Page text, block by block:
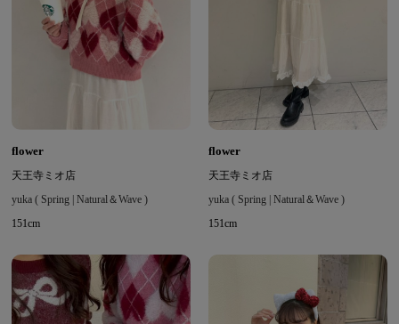
flower
天王寺ミオ店
yuka ( Spring | Natural＆Wave )
151cm
flower
天王寺ミオ店
yuka ( Spring | Natural＆Wave )
151cm